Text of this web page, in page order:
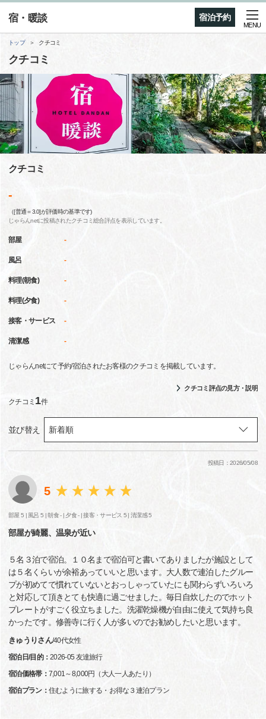
宿泊予約
宿・暖談
MENU
トップ クチコミ
クチコミ
クチコミ
-
（[普通＝3.0]が評価時の基準です)
じゃらんnetに投稿されたクチコミ総合評点を表示しています。
部屋 -
風呂 -
料理(朝食) -
料理(夕食) -
接客・サービス -
清潔感 -
じゃらんnetにて予約/宿泊されたお客様のクチコミを掲載しています。
クチコミ評点の見方・説明
クチコミ 1件
並び替え
投稿日：2026/05/08
5
部屋 5 | 風呂 5 |朝食 - | 夕食 - |接客・サービス 5 |清潔感 5
部屋が綺麗、温泉が近い
５名３泊で宿泊。１０名まで宿泊可と書いてありましたが施設として
は５名くらいが余裕あっていいと思います。大人数で連泊したグルー
プが初めてで慣れていないとおっしゃっていたにも関わらずいろいろ
と対応して頂きとても快適に過ごせました。毎日自炊したのでホット
プレートがすごく役立ちました。洗濯乾燥機が自由に使えて気持ち良
かったです。修善寺に行く人が多いのでお勧めしたいと思います。
きゅうりさん/40代女性
宿泊日/目的：2026-05 友達旅行
宿泊価格帯： 7,001～8,000円（大人一人あたり）
宿泊プラン： 住むように旅する・お得な３連泊プラン